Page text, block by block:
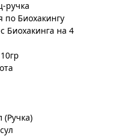
ручка
по Биохакингу
Биохакинга на 4